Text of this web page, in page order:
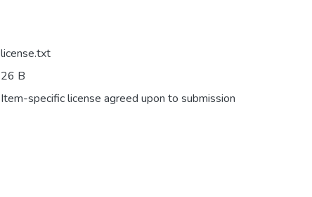
license.txt
26 B
Item-specific license agreed upon to submission